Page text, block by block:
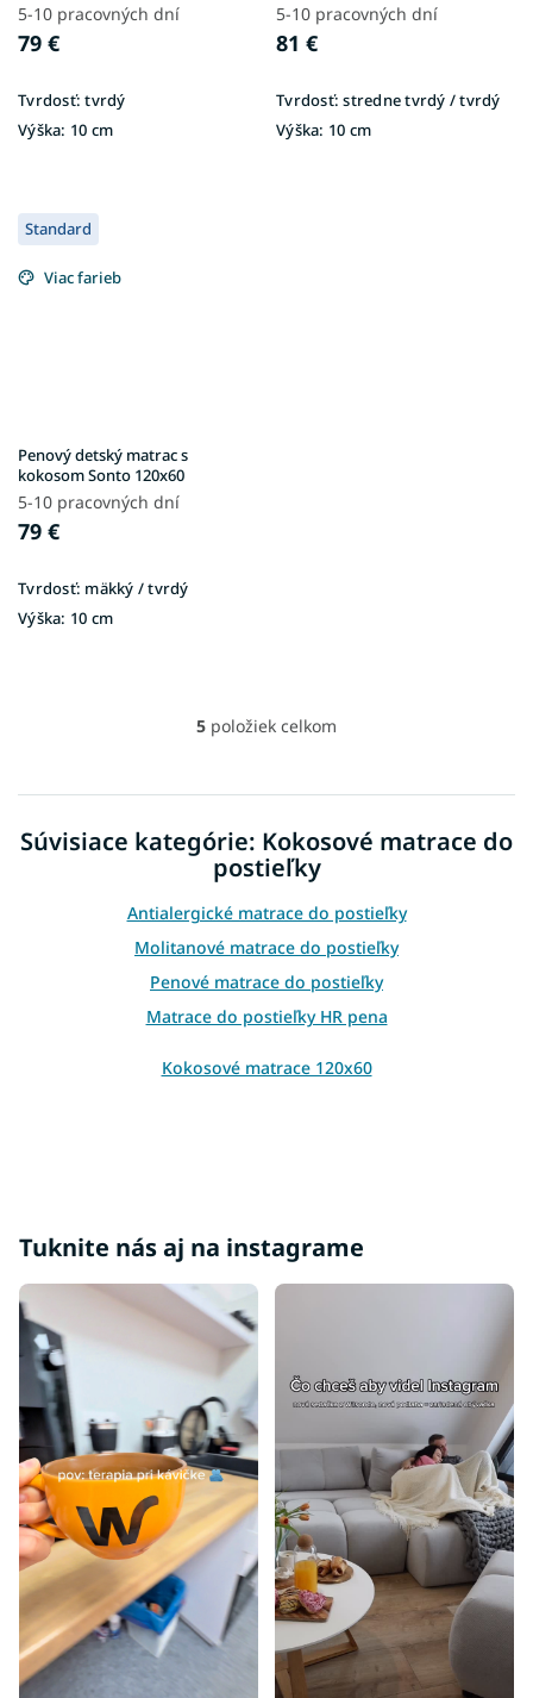
5-10 pracovných dní
79 €
Tvrdosť: tvrdý
Výška: 10 cm
5-10 pracovných dní
81 €
Tvrdosť: stredne tvrdý / tvrdý
Výška: 10 cm
Standard
Viac farieb
Penový detský matrac s
kokosom Sonto 120x60
5-10 pracovných dní
79 €
Tvrdosť: mäkký / tvrdý
Výška: 10 cm
O
á
a
c
e
p
r
v
k
y
ý
5 položiek celkom
Súvisiace kategórie: Kokosové matrace do
postieľky
Antialergické matrace do postieľky
Molitanové matrace do postieľky
Penové matrace do postieľky
Matrace do postieľky HR pena
Kokosové matrace 120x60
Tuknite nás aj na instagrame